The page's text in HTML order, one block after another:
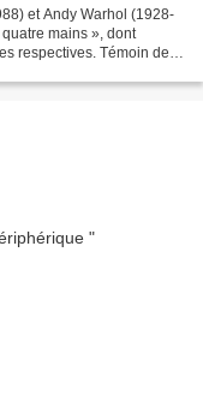
et Andy Warhol (1928-
mains », dont
respectives. Témoin de